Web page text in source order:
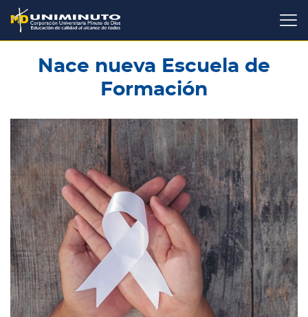
Pasar
contenido
principal
Nace nueva Escuela de
Formación